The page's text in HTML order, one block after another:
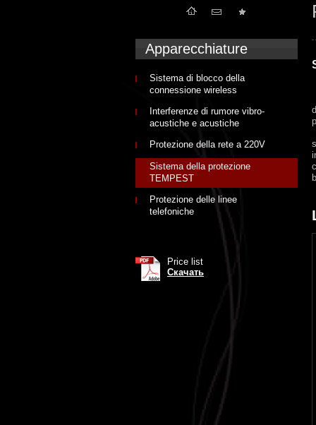
Apparecchiature
Sistema di blocco della
connessione wireless
Interferenze di rumore vibro-
acustiche e acustiche
Protezione della rete a 220V
Sistema della protezione
TEMPEST
Protezione delle linee
telefoniche
Price list
Скачать